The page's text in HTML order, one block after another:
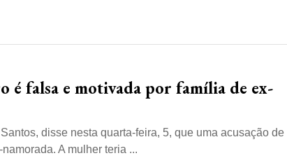
é falsa e motivada por família de ex-
disse nesta quarta-feira, 5, que uma acusação de
A mulher teria ...